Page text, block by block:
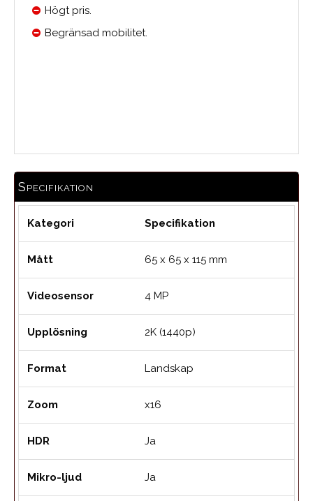
Högt pris.
Begränsad mobilitet.
Specifikation
Kategori Specifikation
Mått 65 x 65 x 115 mm
Videosensor 4 MP
Upplösning 2K (1440p)
Format Landskap
Zoom x16
HDR Ja
Mikro-ljud Ja